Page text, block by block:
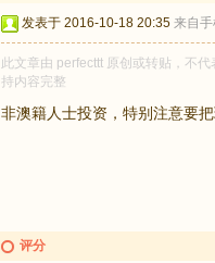
发表于 2016-10-18 20:35 来自
此文章由 perfecttt 原创或转贴，不
持内容完整
非澳籍人士投资，特别注意要
评分